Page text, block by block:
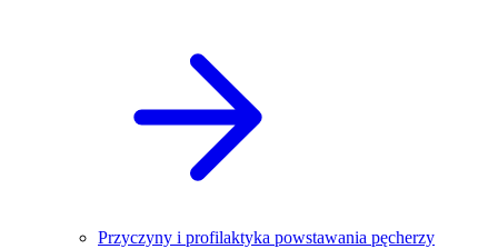
Przyczyny i profilaktyka powstawania pęcherzy